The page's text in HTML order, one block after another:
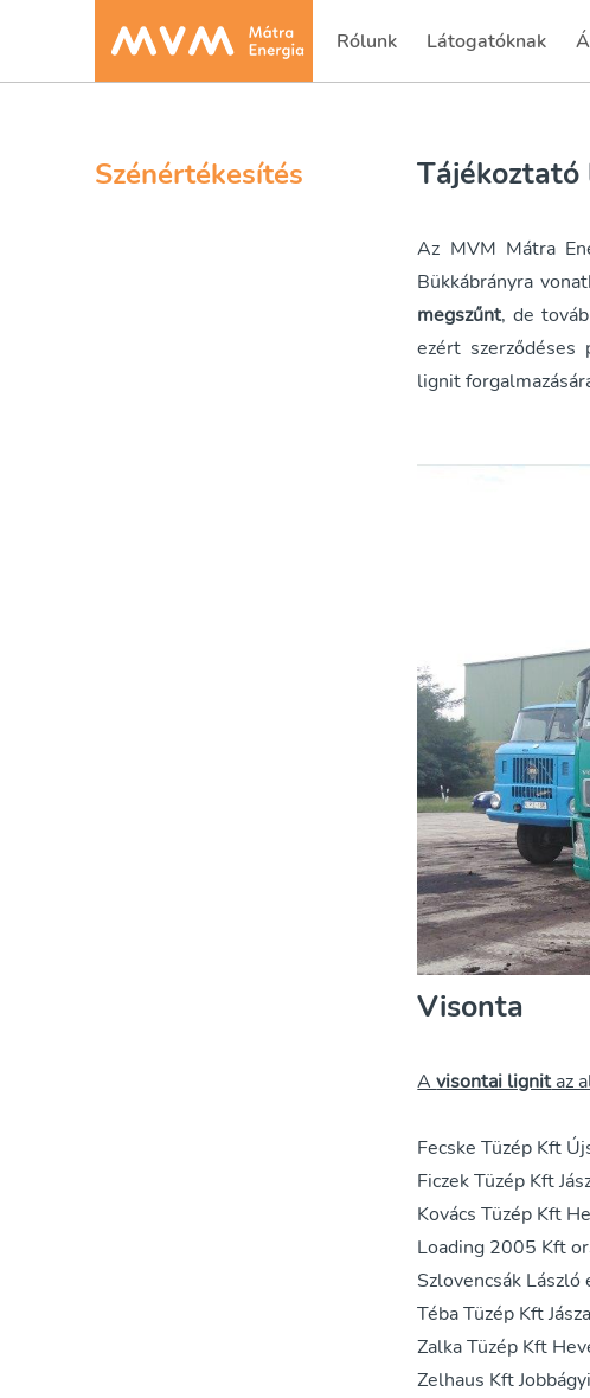
Rólunk Látogatóknak
(current)
Szénértékesítés Tájékoztató
Az MVM Mátra
Bükkábrányra
megszűnt, de
ezért
lignit
Visonta
Avisontai lignitaz
Fecske Tüzép Kft
Ficzek Tüzép Kft
Kovács Tüzép Kft
Loading 2005 Kft
Szlovencsák
Téba Tüzép Kft
Zalka Tüzép Kft
Zelhaus Kft Jobbágyi